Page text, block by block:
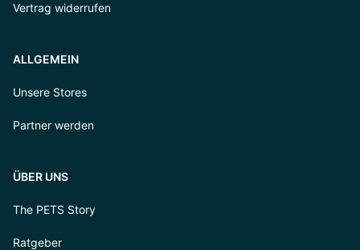
Vertrag widerrufen
ALLGEMEIN
Unsere Stores
Partner werden
ÜBER UNS
The PETS Story
Ratgeber